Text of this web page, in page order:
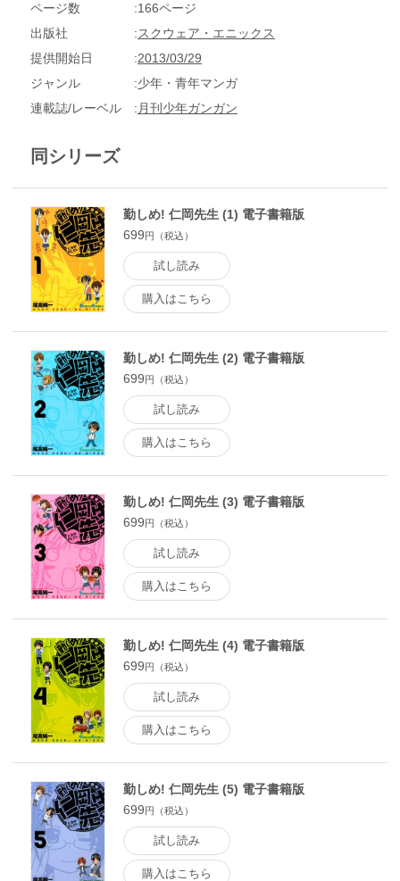
ページ数
166ページ
出版社
スクウェア・エニックス
提供開始日
2013/03/29
ジャンル
少年・青年マンガ
連載誌/レーベル
月刊少年ガンガン
同シリーズ
勤しめ! 仁岡先生 (1) 電子書籍版
699円（税込）
試し読み
購入はこちら
勤しめ! 仁岡先生 (2) 電子書籍版
699円（税込）
試し読み
購入はこちら
勤しめ! 仁岡先生 (3) 電子書籍版
699円（税込）
試し読み
購入はこちら
勤しめ! 仁岡先生 (4) 電子書籍版
699円（税込）
試し読み
購入はこちら
勤しめ! 仁岡先生 (5) 電子書籍版
699円（税込）
試し読み
購入はこちら